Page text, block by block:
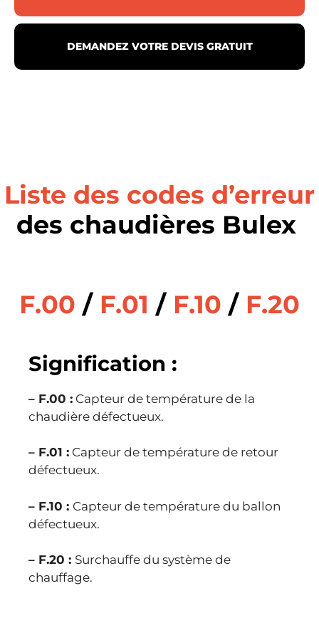
DEMANDEZ VOTRE DEVIS GRATUIT
Liste des codes d’erreur
des chaudières Bulex
F.00 / F.01 / F.10 / F.20
Signification :
– F.00 : Capteur de température de la
chaudière défectueux.
– F.01 : Capteur de température de retour
défectueux.
– F.10 : Capteur de température du ballon
défectueux.
– F.20 : Surchauffe du système de
chauffage.